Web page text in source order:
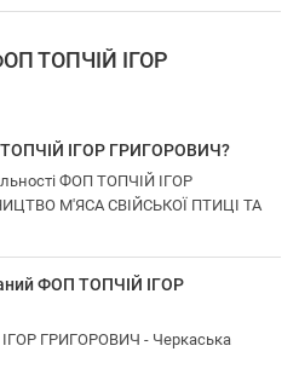
ТОПЧІЙ ІГОР
ІГОР ГРИГОРОВИЧ?
ФОП ТОПЧІЙ ІГОР
М'ЯСА СВІЙСЬКОЇ ПТИЦІ ТА
ФОП ТОПЧІЙ ІГОР
ІГОР ГРИГОРОВИЧ - Черкаська